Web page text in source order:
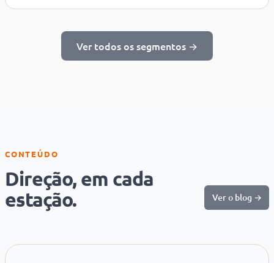
Ver todos os segmentos →
CONTEÚDO
Direção, em cada
estação.
Ver o blog →